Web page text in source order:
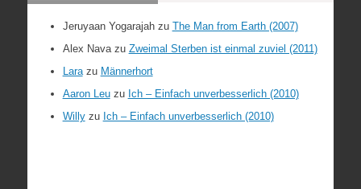
Jeruyaan Yogarajahzu The Man from Earth (2007)
Alex Navazu Zweimal Sterben ist einmal zuviel (2011)
Larazu Männerhort
Aaron Leuzu Ich – Einfach unverbesserlich (2010)
Willyzu Ich – Einfach unverbesserlich (2010)